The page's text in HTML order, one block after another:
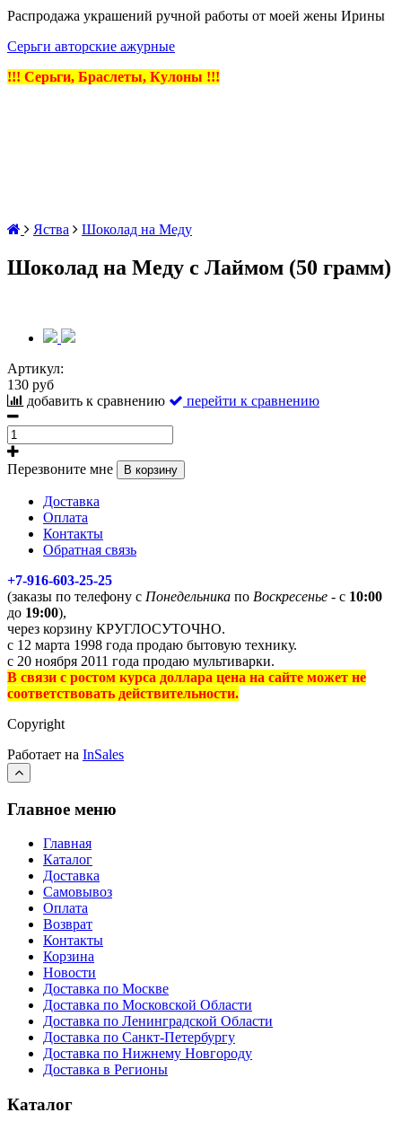
Распродажа украшений ручной работы от моей жены Ирины
Серьги авторские ажурные
!!! Серьги, Браслеты, Кулоны !!!
Яства Шоколад на Меду
Шоколад на Меду с Лаймом (50 грамм)
Артикул:
130 руб
добавить к сравнению
перейти к сравнению
Перезвоните мне В корзину
Доставка
Оплата
Контакты
Обратная связь
+7-916-603-25-25
(заказы по телефону с Понедельника по Воскресенье - с 10:00
до 19:00),
через корзину КРУГЛОСУТОЧНО.
с 12 марта 1998 года продаю бытовую технику.
с 20 ноября 2011 года продаю мультиварки.
В связи с ростом курса доллара цена на сайте может не
соответствовать действительности.
Copyright
Работает на InSales
Главное меню
Главная
Каталог
Доставка
Самовывоз
Оплата
Возврат
Контакты
Корзина
Новости
Доставка по Москве
Доставка по Московской Области
Доставка по Ленинградской Области
Доставка по Санкт-Петербургу
Доставка по Нижнему Новгороду
Доставка в Регионы
Каталог